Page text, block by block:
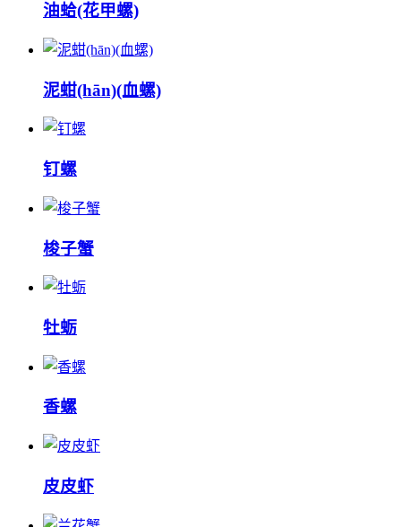
油蛤(花甲螺)
泥蚶(hān)(血螺)
钉螺
梭子蟹
牡蛎
香螺
皮皮虾